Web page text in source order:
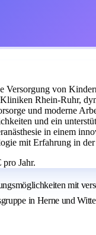
Versorgung von
Rhein-Ruhr,
und moderne
und ein
in einem
mit Erfahrung in
Jahr.
mit
in Herne und